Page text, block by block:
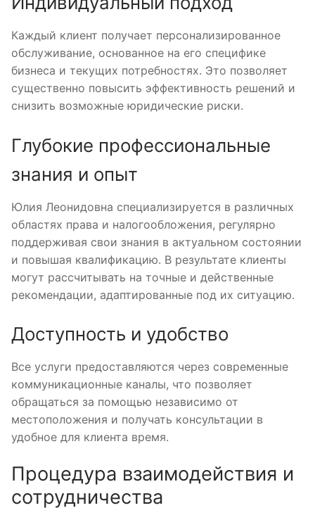
Каждый клиент получает персонализированное
обслуживание, основанное на его специфике
бизнеса и текущих потребностях. Это позволяет
существенно повысить эффективность решений и
снизить возможные юридические риски.
Глубокие профессиональные
знания и опыт
Юлия Леонидовна специализируется в различных
областях права и налогообложения, регулярно
поддерживая свои знания в актуальном состоянии
и повышая квалификацию. В результате клиенты
могут рассчитывать на точные и действенные
рекомендации, адаптированные под их ситуацию.
Доступность и удобство
Все услуги предоставляются через современные
коммуникационные каналы, что позволяет
обращаться за помощью независимо от
местоположения и получать консультации в
удобное для клиента время.
Процедура взаимодействия и
сотрудничества